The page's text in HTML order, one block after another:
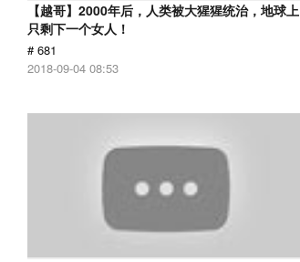
【越哥】2000年后，人类被大猩猩统治，地球上
只剩下一个女人！
# 681
2018-09-04 08:53